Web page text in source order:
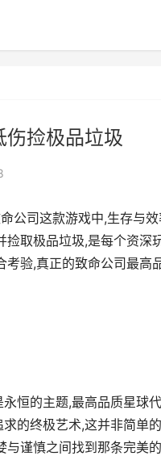
捡极品垃圾
公司这款游戏中,生存与
取极品垃圾,是每个资深
考验,真正的致命公司最高
恒的主题,最高品质星球
的终极艺术,这并非简单
谨慎之间找到那条完美的